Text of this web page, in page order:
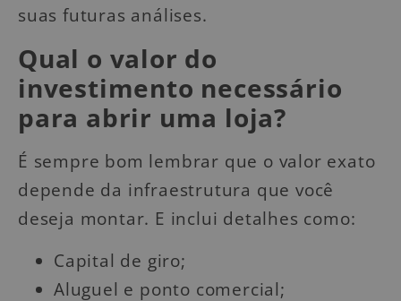
suas futuras análises.
Qual o valor do
investimento necessário
para abrir uma loja?
É sempre bom lembrar que o valor exato
depende da infraestrutura que você
deseja montar. E inclui detalhes como:
Capital de giro;
Aluguel e ponto comercial;